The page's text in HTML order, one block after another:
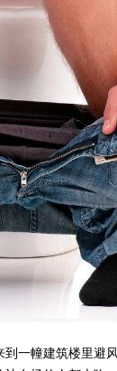
一幢建筑楼里避